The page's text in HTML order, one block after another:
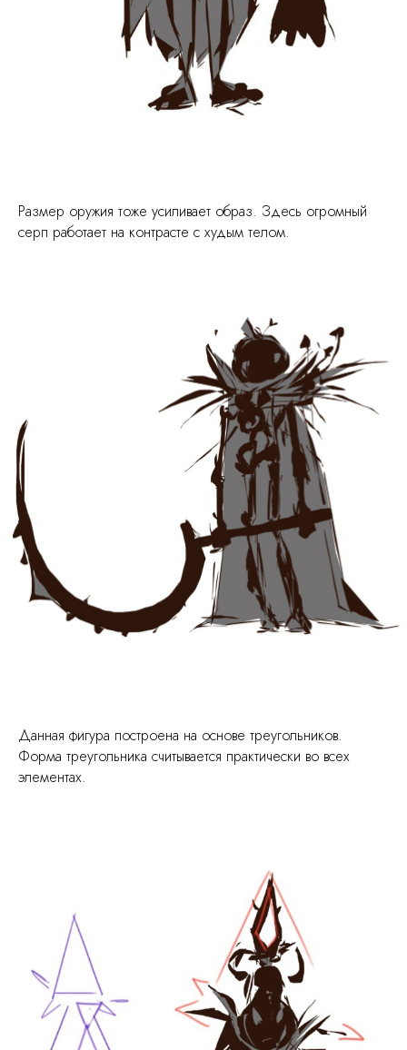
Размер оружия тоже усиливает образ. Здесь огромный
серп работает на контрасте с худым телом.
Данная фигура построена на основе треугольников.
Форма треугольника считывается практически во всех
элементах.